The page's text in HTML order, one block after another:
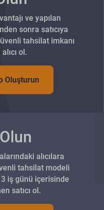
ve yapılan
sonra satıcıya
tahsilat imkanı
ol.
Oluşturun
alıcılara
tahsilat modeli
iş günü içerisinde
satıcı ol.